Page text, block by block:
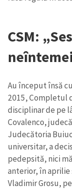
CSM:
Au început însă
2015, Completul
disciplinar de pe
Covalenco,
Judecătoria
universitar, a
pedepsită, nici
anterior, în aprilie
Vladimir Grosu,